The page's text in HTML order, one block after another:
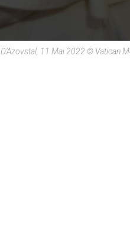
11 Mai 2022 © Vatican